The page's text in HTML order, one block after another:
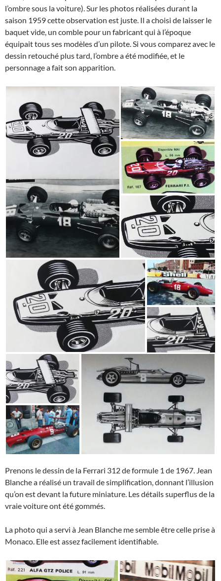
l’ombre sous la voiture). Sur les photos réalisées durant la
saison 1959 cette observation est juste. Il a choisi de laisser le
baquet vide, un comble pour un fabricant qui à l’époque
équipait tous ses modèles d’un pilote. Si vous comparez avec le
dessin retouché plus tard, l’ombre a été modifiée, et le
personnage a fait son apparition.
Prenons le dessin de la Ferrari 312 de formule 1 de 1967. Jean
Blanche a réalisé un travail de simplification, donnant l’illusion
qu’on est devant la future miniature. Les détails superflus de la
vraie voiture ont été gommés.
La photo qui a servi à Jean Blanche me semble être celle prise à
Monaco. Elle est assez facilement identifiable.